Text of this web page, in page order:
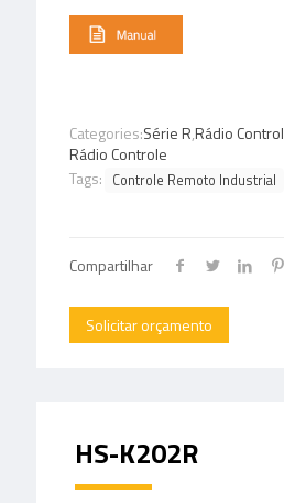
Categories:Série R,Rádio
Rádio Controle
Tags: Controle Remoto Industrial
Compartilhar
Solicitar orçamento
HS-K202R